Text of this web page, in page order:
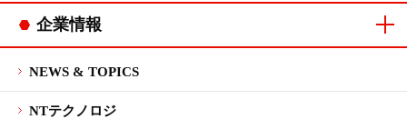
コネクタカタログ
連鎖端子カタログ
企業情報
NEWS & TOPICS
NTテクノロジ